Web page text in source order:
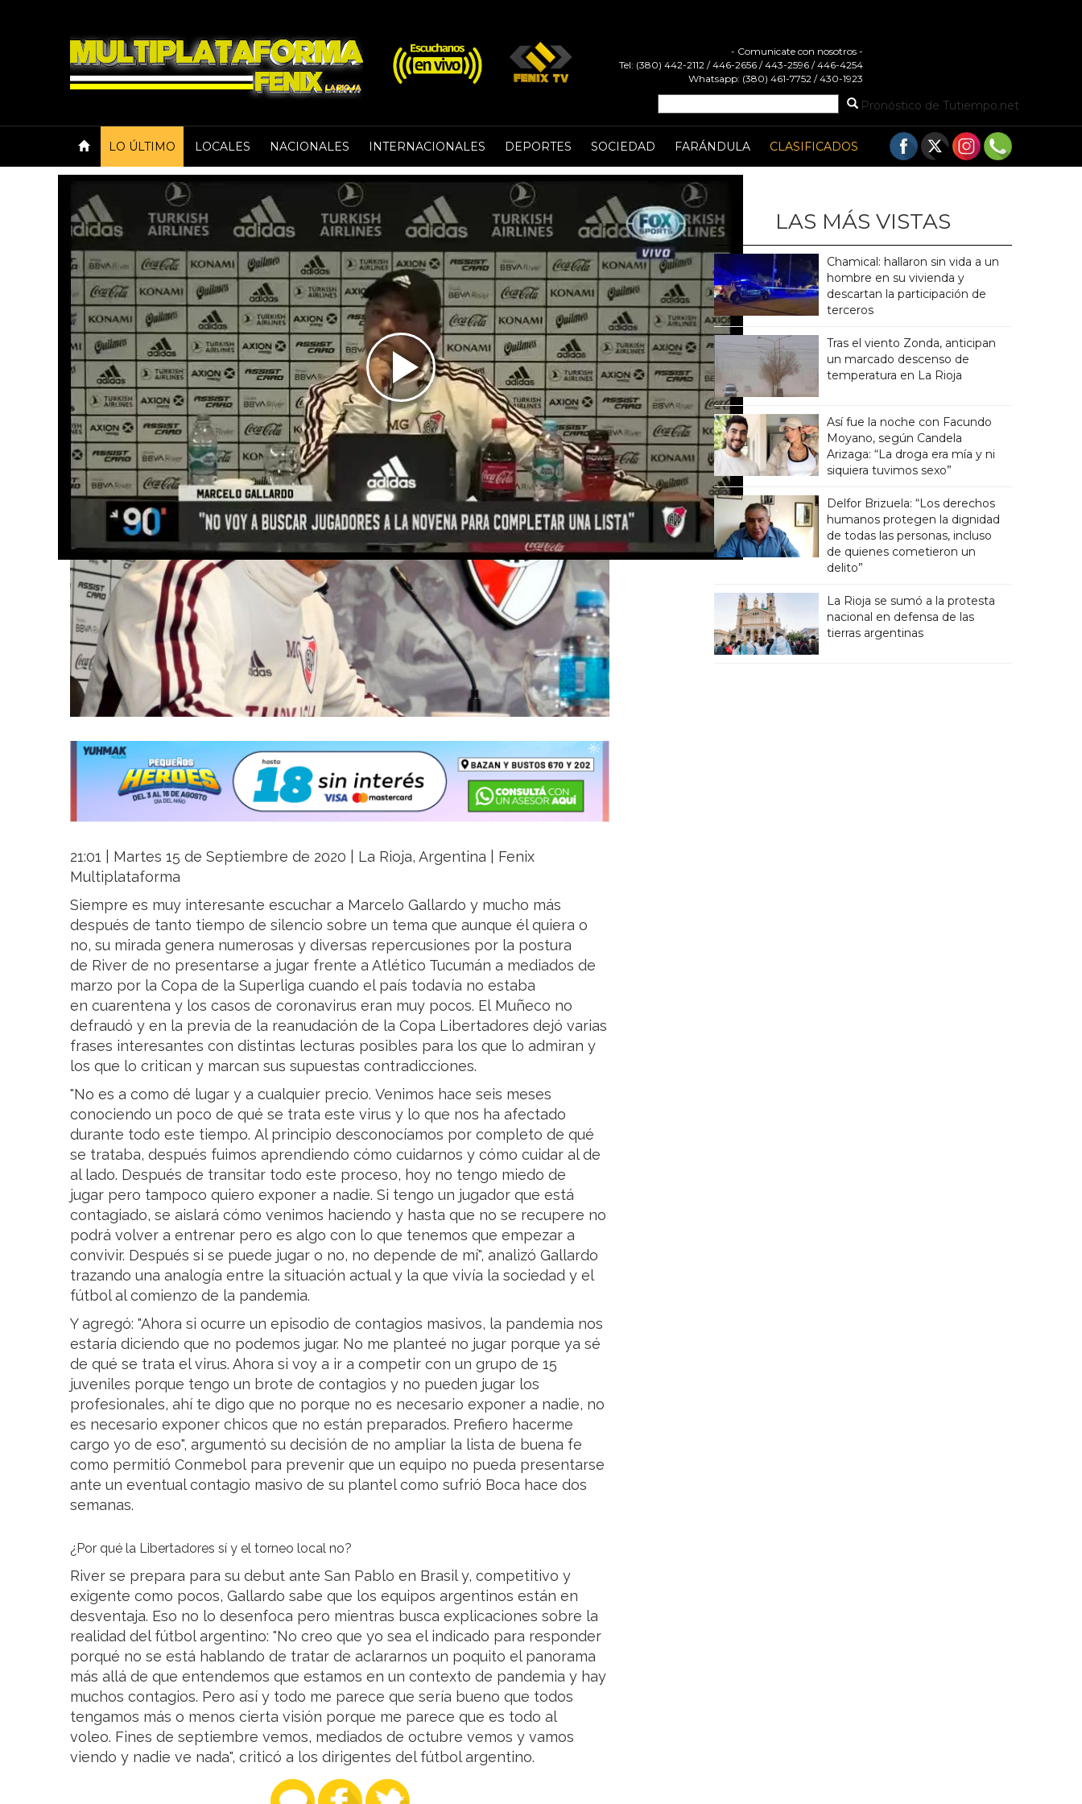
- Comunicate con nosotros -
Tel: (380) 442-2112 / 446-2656 / 443-2596 / 446-4254
Whatsapp: (380) 461-7752 / 430-1923
Pronóstico de Tutiempo.net
LO ÚLTIMO LOCALES NACIONALES INTERNACIONALES DEPORTES SOCIEDAD FARÁNDULA CLASIFICADOS
Marcelo Gallardo: "No me planteé
no jugar porque ya sé de qué se
trata el virus"
El Muñeco marcó las diferencias entre la situación sanitaria actual y la que
vivía el país en marzo cuando River se negó a jugar frente a Atlético Tucumán.
Martes 15 de Septiembre de 2020
21:01 | Martes 15 de Septiembre de 2020 | La Rioja, Argentina | Fenix
Multiplataforma
Siempre es muy interesante escuchar a Marcelo Gallardo y mucho más
después de tanto tiempo de silencio sobre un tema que aunque él quiera o
no, su mirada genera numerosas y diversas repercusiones por la postura
de River de no presentarse a jugar frente a Atlético Tucumán a mediados de
marzo por la Copa de la Superliga cuando el país todavía no estaba
en cuarentena y los casos de coronavirus eran muy pocos. El Muñeco no
defraudó y en la previa de la reanudación de la Copa Libertadores dejó varias
frases interesantes con distintas lecturas posibles para los que lo admiran y
los que lo critican y marcan sus supuestas contradicciones.
"No es a como dé lugar y a cualquier precio. Venimos hace seis meses
conociendo un poco de qué se trata este virus y lo que nos ha afectado
durante todo este tiempo. Al principio desconocíamos por completo de qué
se trataba, después fuimos aprendiendo cómo cuidarnos y cómo cuidar al de
al lado. Después de transitar todo este proceso, hoy no tengo miedo de
jugar pero tampoco quiero exponer a nadie. Si tengo un jugador que está
contagiado, se aislará cómo venimos haciendo y hasta que no se recupere no
podrá volver a entrenar pero es algo con lo que tenemos que empezar a
convivir. Después si se puede jugar o no, no depende de mí", analizó Gallardo
trazando una analogía entre la situación actual y la que vivía la sociedad y el
fútbol al comienzo de la pandemia.
Y agregó: "Ahora si ocurre un episodio de contagios masivos, la pandemia nos
estaría diciendo que no podemos jugar. No me planteé no jugar porque ya sé
de qué se trata el virus. Ahora si voy a ir a competir con un grupo de 15
juveniles porque tengo un brote de contagios y no pueden jugar los
profesionales, ahí te digo que no porque no es necesario exponer a nadie, no
es necesario exponer chicos que no están preparados. Prefiero hacerme
cargo yo de eso", argumentó su decisión de no ampliar la lista de buena fe
como permitió Conmebol para prevenir que un equipo no pueda presentarse
ante un eventual contagio masivo de su plantel como sufrió Boca hace dos
semanas.
¿Por qué la Libertadores sí y el torneo local no?
River se prepara para su debut ante San Pablo en Brasil y, competitivo y
exigente como pocos, Gallardo sabe que los equipos argentinos están en
desventaja. Eso no lo desenfoca pero mientras busca explicaciones sobre la
realidad del fútbol argentino: "No creo que yo sea el indicado para responder
porqué no se está hablando de tratar de aclararnos un poquito el panorama
más allá de que entendemos que estamos en un contexto de pandemia y hay
muchos contagios. Pero así y todo me parece que sería bueno que todos
tengamos más o menos cierta visión porque me parece que es todo al
voleo. Fines de septiembre vemos, mediados de octubre vemos y vamos
viendo y nadie ve nada", criticó a los dirigentes del fútbol argentino.
LAS MÁS VISTAS
Chamical: hallaron sin vida a un
hombre en su vivienda y
descartan la participación de
terceros
Tras el viento Zonda, anticipan
un marcado descenso de
temperatura en La Rioja
Así fue la noche con Facundo
Moyano, según Candela
Arizaga: “La droga era mía y ni
siquiera tuvimos sexo”
Delfor Brizuela: “Los derechos
humanos protegen la dignidad
de todas las personas, incluso
de quienes cometieron un
delito”
La Rioja se sumó a la protesta
nacional en defensa de las
tierras argentinas